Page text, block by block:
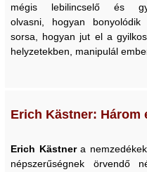
mégis lebilincselő és
olvasni, hogyan bonyolódik
sorsa, hogyan jut el a
helyzetekben, manipulál
Erich Kästner: Három
Erich Kästnera
népszerűségnek örvendő